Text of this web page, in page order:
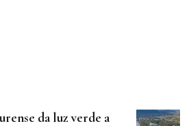
da luz verde a